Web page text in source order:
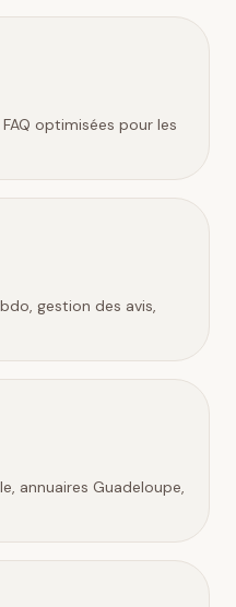
optimisées pour les
gestion des avis,
annuaires Guadeloupe,